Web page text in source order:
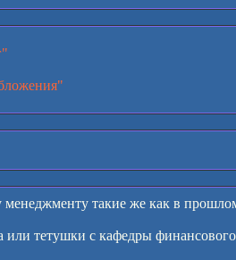
такие же как в
тетушки с кафедры